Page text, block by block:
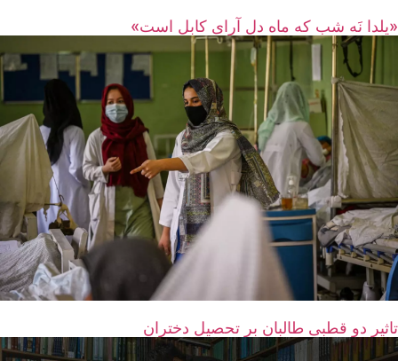
«یلدا نَه شب که ماه دل آرای کابل است»
تاثیر دو قطبی طالبان بر تحصیل دختران